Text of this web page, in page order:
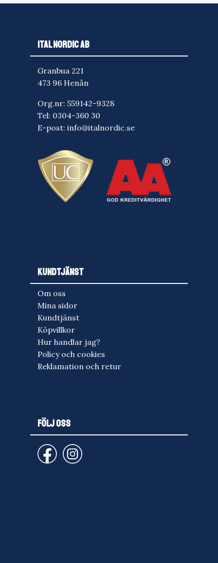
ITAL NORDIC AB
Granbua 221
473 96 Henån
Org.nr: 559142-9328
Tel: 0304-360 30
E-post: info@italnordic.se
KUNDTJÄNST
Om oss
Mina sidor
Kundtjänst
Köpvillkor
Hur handlar jag?
Policy och cookies
Reklamation och retur
FÖLJ OSS